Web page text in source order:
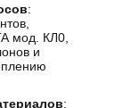
:
мод. КЛ0,
и
: